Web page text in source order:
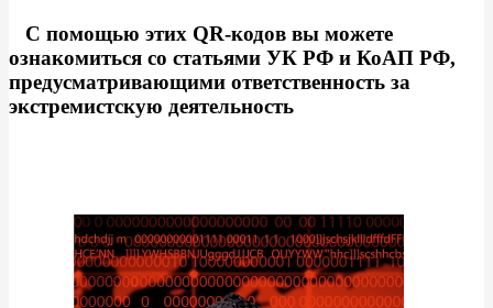
С помощью этих QR-кодов вы можете
ознакомиться со статьями УК РФ и КоАП РФ,
предусматривающими ответственность за
экстремистскую деятельность